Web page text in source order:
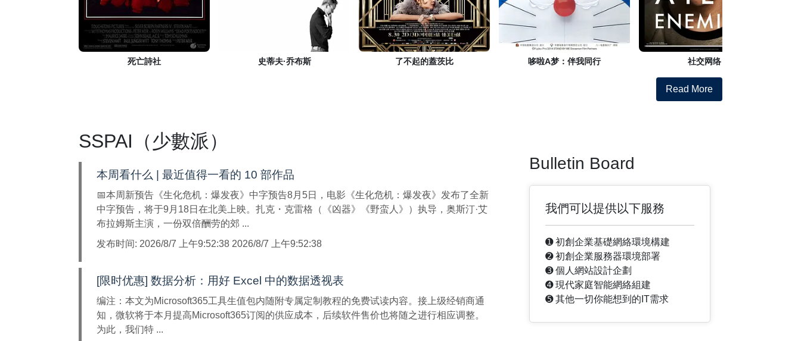
死亡詩社 史蒂夫·乔布斯 了不起的蓋茨比 哆啦A梦：伴我同行 社交网络
Read More
SSPAI（少數派）
本周看什么 | 最近值得一看的 10 部作品
📅本周新预告《生化危机：爆发夜》中字预告8月5日，电影《生化危机：爆发夜》发布了全新
中字预告，将于9月18日在北美上映。扎克・克雷格（《凶器》《野蛮人》）执导，奥斯汀·艾
布拉姆斯主演，一份双倍酬劳的郊 ...
发布时间: 2026/8/7 上午9:52:38 2026/8/7 上午9:52:38
[限时优惠] 数据分析：用好 Excel 中的数据透视表
编注：本文为Microsoft365工具生值包内随附专属定制教程的免费试读内容。接上级经销商通
知，微软将于本月提高Microsoft365订阅的供应成本，后续软件售价也将随之进行相应调整。
为此，我们特 ...
Bulletin Board
我們可以提供以下服務
➊ 初創企業基礎網絡環境構建
➋ 初創企業服務器環境部署
➌ 個人網站設計企劃
➍ 現代家庭智能網絡組建
➎ 其他一切你能想到的IT需求